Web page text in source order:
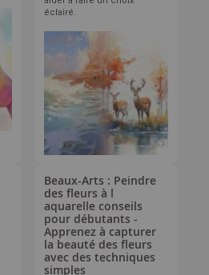
éclairé.
Beaux-Arts : Peindre
des fleurs à l
aquarelle conseils
pour débutants -
Apprenez à capturer
la beauté des fleurs
avec des techniques
simples